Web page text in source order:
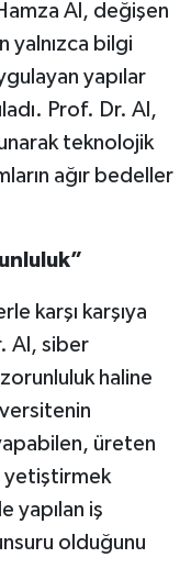
Al, değişen
yalnızca bilgi
yapılar
Prof. Dr. Al,
teknolojik
ağır bedeller
karşı karşıya
Al, siber
haline
üreten
yetiştirmek
yapılan iş
olduğunu